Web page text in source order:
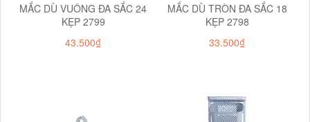
MẮC DÙ VUÔNG ĐA SẮC 24
KẸP 2799
43.500₫
MẮC DÙ TRÒN ĐA SẮC 18
KẸP 2798
33.500₫